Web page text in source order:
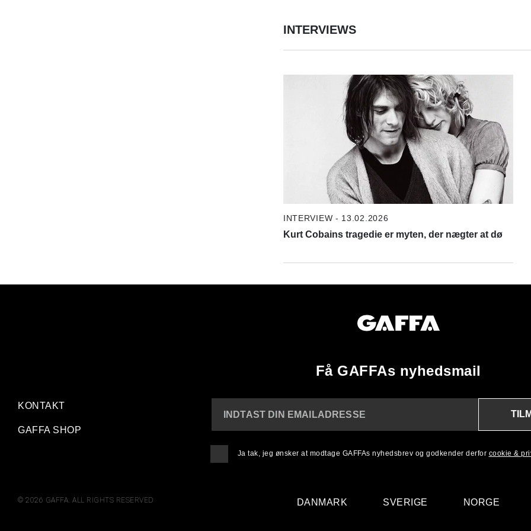
INTERVIEWS
INTERVIEW - 13.02.2026
Kurt Cobains tragedie er myten, der nægter at dø
Få GAFFAs nyhedsmail
KONTAKT
GAFFA SHOP
INDTAST DIN EMAILADRESSE
Ja tak, jeg ønsker at modtage GAFFAs nyhedsbrev og godkender derfor cookie &
© 2026 GAFFA. ALL RIGHTS RESERVED DANMARK SVERIGE NORGE